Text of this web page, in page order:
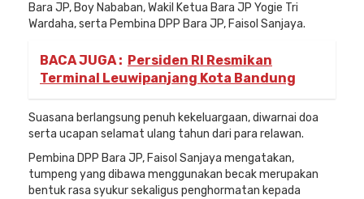
Bara JP, Boy Nababan, Wakil Ketua Bara JP Yogie Tri
Wardaha, serta Pembina DPP Bara JP, Faisol Sanjaya.
BACA JUGA : Persiden RI Resmikan
Terminal Leuwipanjang Kota Bandung
Suasana berlangsung penuh kekeluargaan, diwarnai doa
serta ucapan selamat ulang tahun dari para relawan.
Pembina DPP Bara JP, Faisol Sanjaya mengatakan,
tumpeng yang dibawa menggunakan becak merupakan
bentuk rasa syukur sekaligus penghormatan kepada